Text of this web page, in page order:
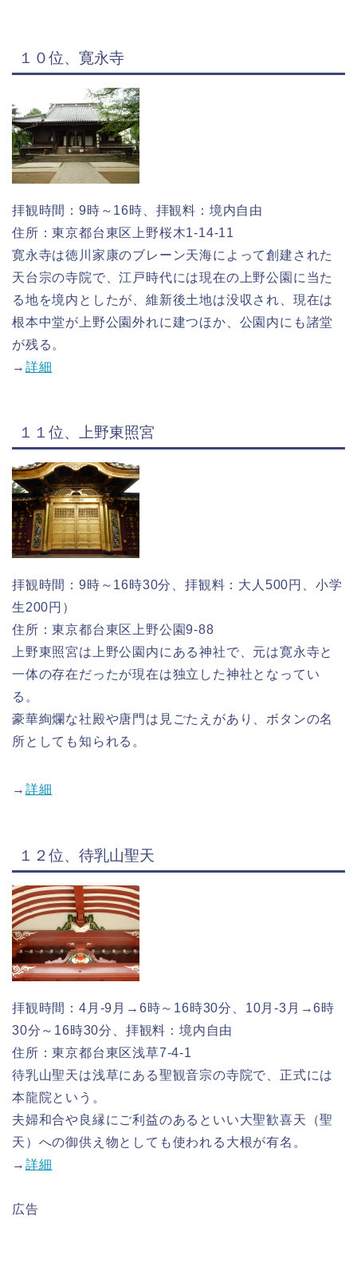
１０位、寛永寺
拝観時間：9時～16時、拝観料：境内自由
住所：東京都台東区上野桜木1-14-11
寛永寺は徳川家康のブレーン天海によって創建された
天台宗の寺院で、江戸時代には現在の上野公園に当た
る地を境内としたが、維新後土地は没収され、現在は
根本中堂が上野公園外れに建つほか、公園内にも諸堂
が残る。
→ 詳細
１１位、上野東照宮
拝観時間：9時～16時30分、拝観料：大人500円、小学
生200円）
住所：東京都台東区上野公園9-88
上野東照宮は上野公園内にある神社で、元は寛永寺と
一体の存在だったが現在は独立した神社となってい
る。
豪華絢爛な社殿や唐門は見ごたえがあり、ボタンの名
所としても知られる。
→ 詳細
１２位、待乳山聖天
拝観時間：4月-9月→6時～16時30分、10月-3月→6時
30分～16時30分、拝観料：境内自由
住所：東京都台東区浅草7-4-1
待乳山聖天は浅草にある聖観音宗の寺院で、正式には
本龍院という。
夫婦和合や良縁にご利益のあるといい大聖歓喜天（聖
天）への御供え物としても使われる大根が有名。
→ 詳細
広告